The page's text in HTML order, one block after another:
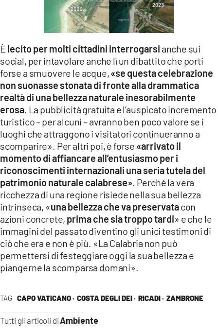
TAG CAPO VATICANO · COSTA DEGLI DEI · RICADI · ZAMBRONE
Tutti gli articoli diAmbiente
È lecito per molti cittadini interrogarsi anche sui
social, per intavolare anche lì un dibattito che porti
forse a smuovere le acque,«se questa celebrazione
non suonasse stonata di fronte alla drammatica
realtà di una bellezza naturale inesorabilmente
erosa. La pubblicità gratuita e l’auspicato incremento
turistico – per alcuni – avranno ben poco valore se i
luoghi che attraggono i visitatori continueranno a
scomparire». Per altri poi, è forse «arrivato il
momento di affiancare all’entusiasmo per i
riconoscimenti internazionali una seria tutela del
patrimonio naturale calabrese». Perché la vera
ricchezza di una regione risiede nella sua bellezza
intrinseca, «una bellezza che va preservatacon
azioni concrete, prima che sia troppo tardi» e che le
immagini del passato diventino gli unici testimoni di
ciò che era e non è più. «La Calabria non può
permettersi di festeggiare oggi la sua bellezza e
piangerne la scomparsa domani».